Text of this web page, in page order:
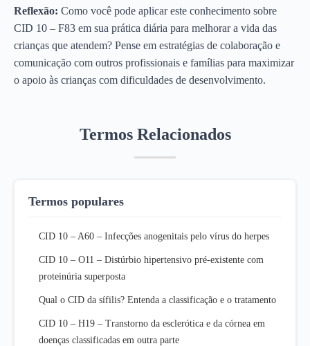
Reflexão: Como você pode aplicar este conhecimento sobre
CID 10 – F83 em sua prática diária para melhorar a vida das
crianças que atendem? Pense em estratégias de colaboração e
comunicação com outros profissionais e famílias para maximizar
o apoio às crianças com dificuldades de desenvolvimento.
Termos Relacionados
Termos populares
CID 10 – A60 – Infecções anogenitais pelo vírus do herpes
CID 10 – O11 – Distúrbio hipertensivo pré-existente com
proteinúria superposta
Qual o CID da sífilis? Entenda a classificação e o tratamento
CID 10 – H19 – Transtorno da esclerótica e da córnea em
doenças classificadas em outra parte